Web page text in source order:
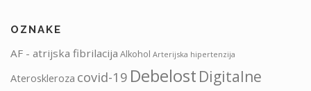
OZNAKE
AF - atrijska fibrilacija Alkohol Arterijska hipertenzija
Ateroskleroza covid-19 Debelost Digitalne